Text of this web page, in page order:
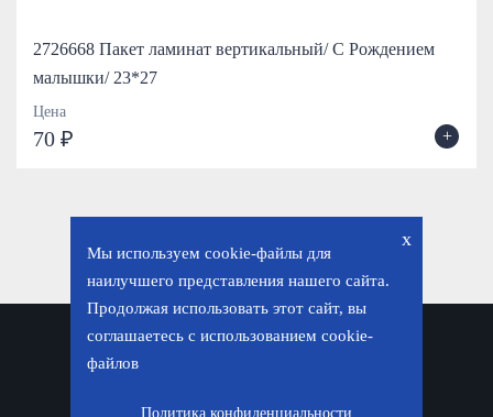
2726668 Пакет ламинат вертикальный/ С Рождением
малышки/ 23*27
Цена
70 ₽ +
x
Мы используем cookie-файлы для
наилучшего представления нашего сайта.
Продолжая использовать этот сайт, вы
соглашаетесь с использованием cookie-
файлов
Политика конфиденциальности